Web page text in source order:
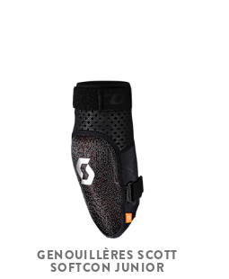
GENOUILLÈRES SCOTT
SOFTCON JUNIOR